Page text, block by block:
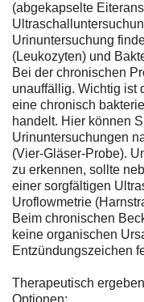
(abgekapselte
Urinuntersuchung
(Leukozyten) und
Bei der chronischen
unauffällig. Wichtig ist
eine chronisch
handelt. Hier können
Urinuntersuchungen
(Vier-Gläser-Probe).
zu erkennen, sollte
einer sorgfältigen
Uroflowmetrie
Beim chronischen
keine organischen
Entzündungszeichen
Therapeutisch
Optionen: